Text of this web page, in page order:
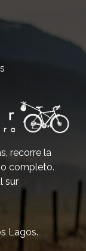
recorre la
completo.
sur
Lagos.